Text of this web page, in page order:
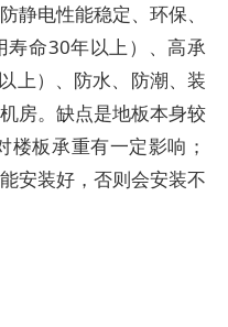
静电性能稳定、环保、
寿命30年以上）、高承
上）、防水、防潮、装
房。缺点是地板本身较
板承重有一定影响；
安装好，否则会安装不